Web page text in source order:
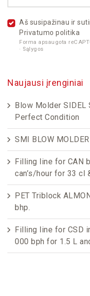
Aš susipažinau ir
Privatumo politika
Forma apsaugota
· Sąlygos
Naujausi įrenginiai
Blow Molder SIDEL
Perfect Condition
SMI BLOW
Filling line for CAN
can’s/hour for 33 cl
PET Triblock
bhp.
Filling line for CSD
000 bph for 1.5 L